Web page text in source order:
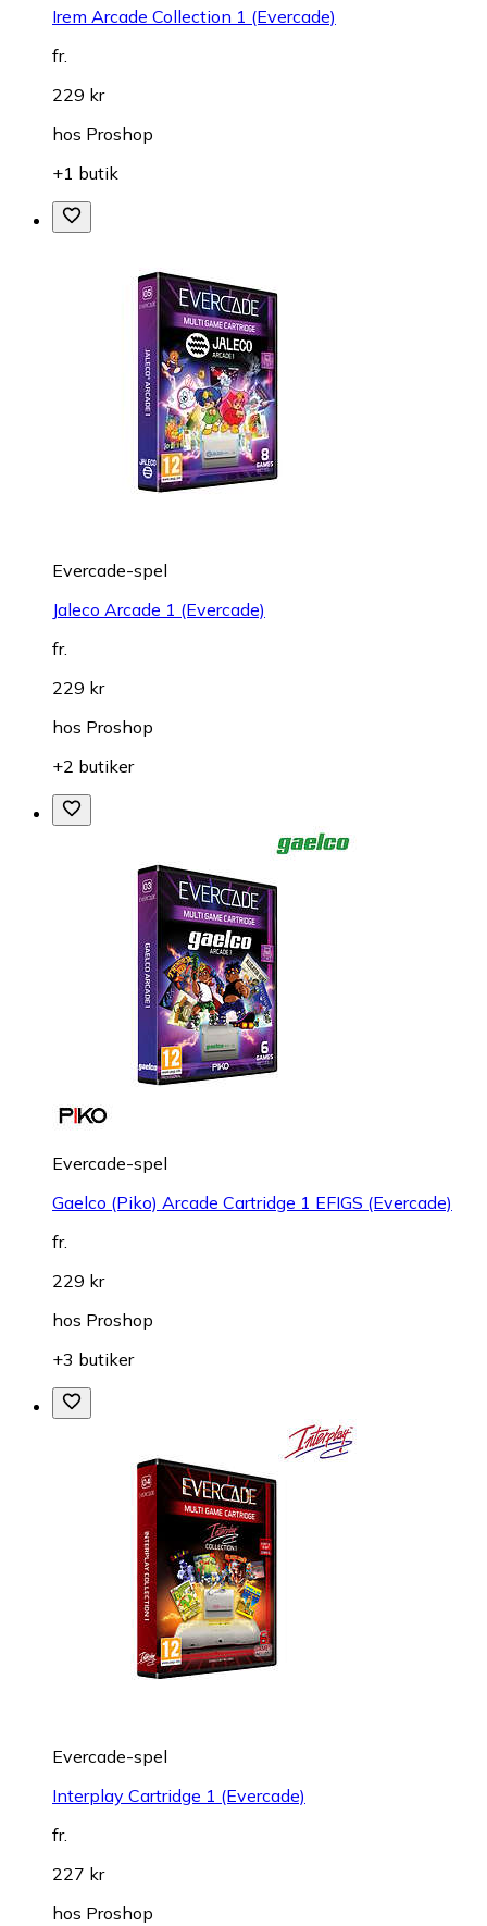
Irem Arcade Collection 1 (Evercade)
fr.
229 kr
hos Proshop
+1 butik
Evercade-spel
Jaleco Arcade 1 (Evercade)
fr.
229 kr
hos Proshop
+2 butiker
Evercade-spel
Gaelco (Piko) Arcade Cartridge 1 EFIGS (Evercade)
fr.
229 kr
hos Proshop
+3 butiker
Evercade-spel
Interplay Cartridge 1 (Evercade)
fr.
227 kr
hos Proshop